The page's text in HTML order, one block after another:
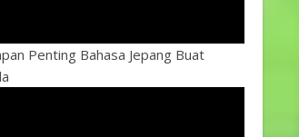
Penting Bahasa Jepang Buat